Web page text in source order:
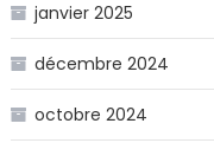
janvier 2025
décembre 2024
octobre 2024